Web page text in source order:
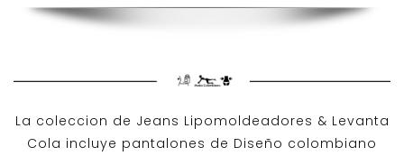
La coleccion de Jeans Lipomoldeadores & Levanta
Cola incluye pantalones de Diseño colombiano